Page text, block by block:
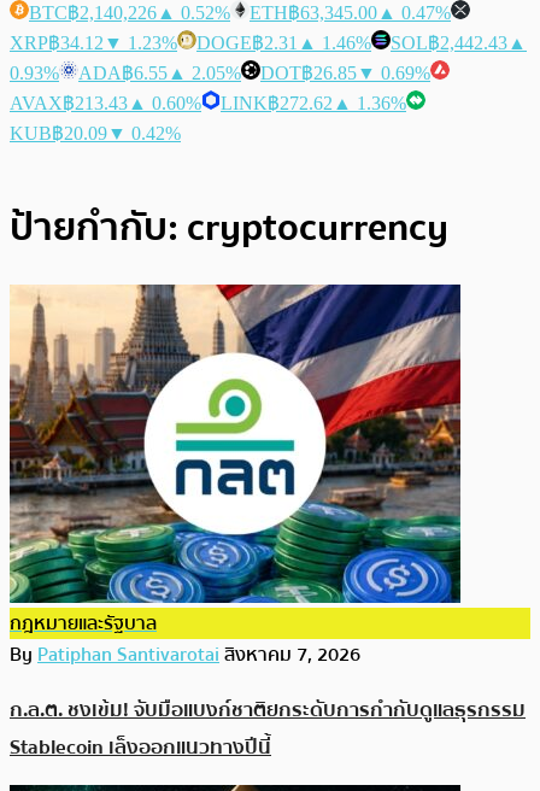
BTC฿2,140,226 ▲ 0.52% ETH฿63,345.00 ▲ 0.47%
XRP฿34.12 ▼ 1.23% DOGE฿2.31 ▲ 1.46% SOL฿2,442.43 ▲
0.93%
ADA฿6.55 ▲ 2.05% DOT฿26.85▼ 0.69%
AVAX฿213.43 ▲ 0.60% LINK฿272.62 ▲ 1.36%
KUB฿20.09▼ 0.42%
ป้ายกำกับ: cryptocurrency
กฎหมายและรัฐบาล
ByPatiphan Santivarotaiสิงหาคม 7, 2026
ก.ล.ต. ชงเข้ม! จับมือแบงก์ชาติยกระดับการกำกับดูแลธุรกรรม
Stablecoin เล็งออกแนวทางปีนี้